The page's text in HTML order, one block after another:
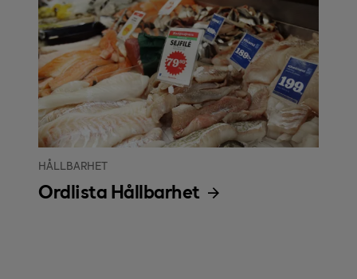
HÅLLBARHET
Ordlista Hållbarhet